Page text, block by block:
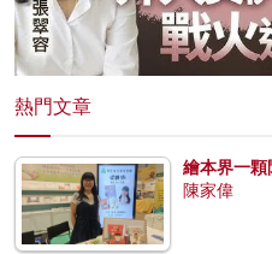
熱門文章
繪本界一顆
陳家偉